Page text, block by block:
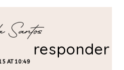
AT 10:49
responder